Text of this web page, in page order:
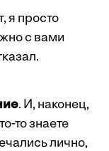
я просто
с вами
. И, наконец,
то знаете
лично,